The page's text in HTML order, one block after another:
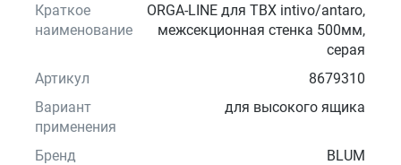
Краткое
наименование
ORGA-LINE для TBX intivo/antaro,
межсекционная стенка 500мм,
серая
Артикул
8679310
Вариант
применения
для высокого ящика
Бренд
BLUM